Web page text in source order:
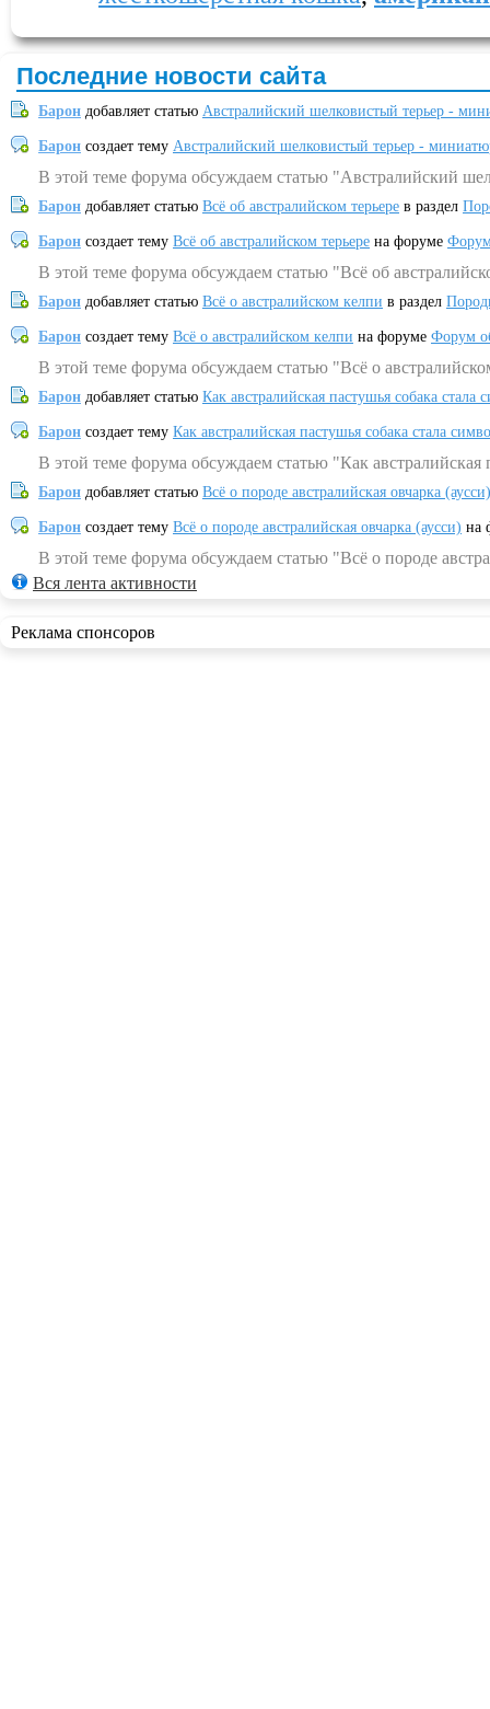
Последние новости сайта
Барон добавляет статью Австралийский шелковистый терьер -
Барон создает тему Австралийский шелковистый терьер -
В этой теме форума обсуждаем статью "Австралийский
Барон добавляет статью Всё об австралийском терьере в раздел
Барон создает тему Всё об австралийском терьере на форуме
В этой теме форума обсуждаем статью "Всё об
Барон добавляет статью Всё о австралийском келпи в раздел
Барон создает тему Всё о австралийском келпи на форуме Форум
В этой теме форума обсуждаем статью "Всё о
Барон добавляет статью Как австралийская пастушья собака
Барон создает тему Как австралийская пастушья собака стала
В этой теме форума обсуждаем статью "Как
Барон добавляет статью Всё о породе австралийская овчарка (аусси)
Барон создает тему Всё о породе австралийская овчарка (аусси) на
В этой теме форума обсуждаем статью "Всё о породе
Вся лента активности
Реклама спонсоров